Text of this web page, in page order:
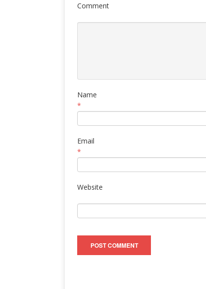
Comment
Name
*
Email
*
Website